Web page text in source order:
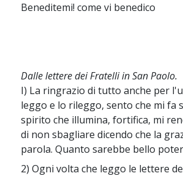
Beneditemi! come vi benedico
Dalle lettere dei Fratelli in San Paolo.
I) La ringrazio di tutto anche per
leggo e lo rileggo, sento che mi fa
spirito che illumina, fortifica, mi
di non sbagliare dicendo che la
parola. Quanto sarebbe bello
2) Ogni volta che leggo le lettere